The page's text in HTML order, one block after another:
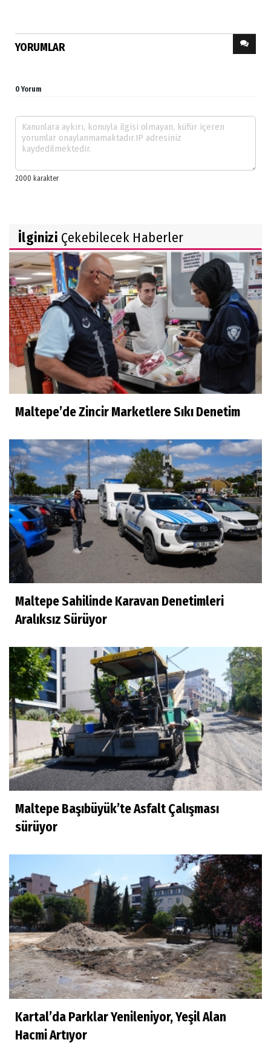
YORUMLAR
0 Yorum
İlginizi Çekebilecek Haberler
Maltepe’de Zincir Marketlere Sıkı Denetim
Maltepe Sahilinde Karavan Denetimleri
Aralıksız Sürüyor
Maltepe Başıbüyük’te Asfalt Çalışması
sürüyor
Kartal’da Parklar Yenileniyor, Yeşil Alan
Hacmi Artıyor